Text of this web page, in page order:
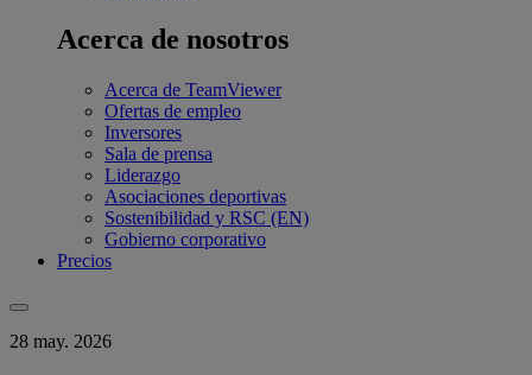
Acerca de nosotros
Acerca de TeamViewer
Ofertas de empleo
Inversores
Sala de prensa
Liderazgo
Asociaciones deportivas
Sostenibilidad y RSC (EN)
Gobierno corporativo
Precios
28 may. 2026